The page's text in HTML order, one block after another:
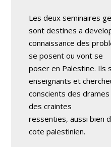
Les deux seminaires
sont destines a
connaissance des
se posent ou vont se
poser en Palestine. Ils
enseignants et
conscients des
des craintes
ressenties, aussi bien
cote palestinien.